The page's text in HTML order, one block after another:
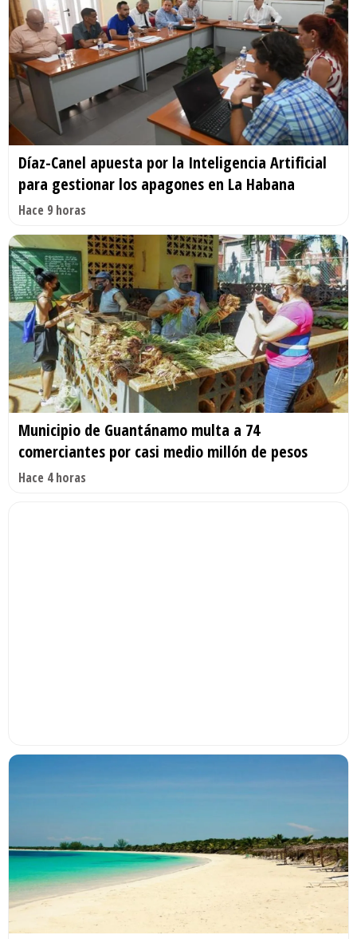
Díaz-Canel apuesta por la Inteligencia Artificial
para gestionar los apagones en La Habana
Hace 9 horas
Municipio de Guantánamo multa a 74
comerciantes por casi medio millón de pesos
Hace 4 horas